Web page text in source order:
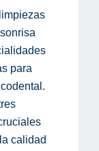
para
calidad